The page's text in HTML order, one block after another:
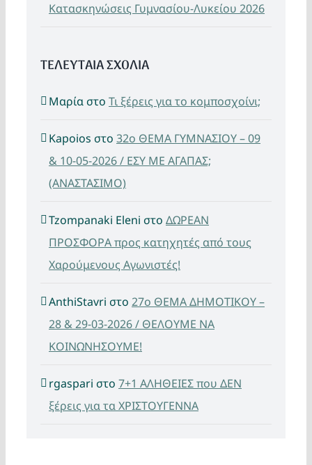
Κατασκηνώσεις Γυμνασίου-Λυκείου 2026
ΤΕΛΕΥΤΑΙΑ ΣΧΟΛΙΑ
Μαρία στο Τι ξέρεις για το κομποσχοίνι;
Kapoios στο 32ο ΘΕΜΑ ΓΥΜΝΑΣΙΟΥ – 09
& 10-05-2026 / ΕΣΥ ΜΕ ΑΓΑΠΑΣ;
(ΑΝΑΣΤΑΣΙΜΟ)
Tzompanaki Eleni στο ΔΩΡΕΑΝ
ΠΡΟΣΦΟΡΑ προς κατηχητές από τους
Χαρούμενους Αγωνιστές!
AnthiStavri στο 27ο ΘΕΜΑ ΔΗΜΟΤΙΚΟΥ –
28 & 29-03-2026 / ΘΕΛΟΥΜΕ ΝΑ
ΚΟΙΝΩΝΗΣΟΥΜΕ!
rgaspari στο 7+1 ΑΛΗΘΕΙΕΣ που ΔΕΝ
ξέρεις για τα ΧΡΙΣΤΟΥΓΕΝΝΑ